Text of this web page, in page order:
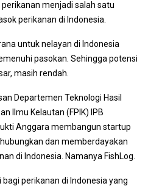
menjadi salah satu
perikanan di Indonesia.
untuk nelayan di Indonesia
pasokan. Sehingga potensi
masih rendah.
Departemen Teknologi Hasil
Ilmu Kelautan (FPIK) IPB
Anggara membangun startup
dan memberdayakan
di Indonesia. Namanya FishLog.
perikanan di Indonesia yang